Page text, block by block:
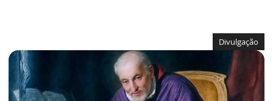
Divulgação